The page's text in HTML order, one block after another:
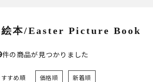
絵本/Easter Picture Book
件の商品が見つかりました
すめ順 価格順 新着順